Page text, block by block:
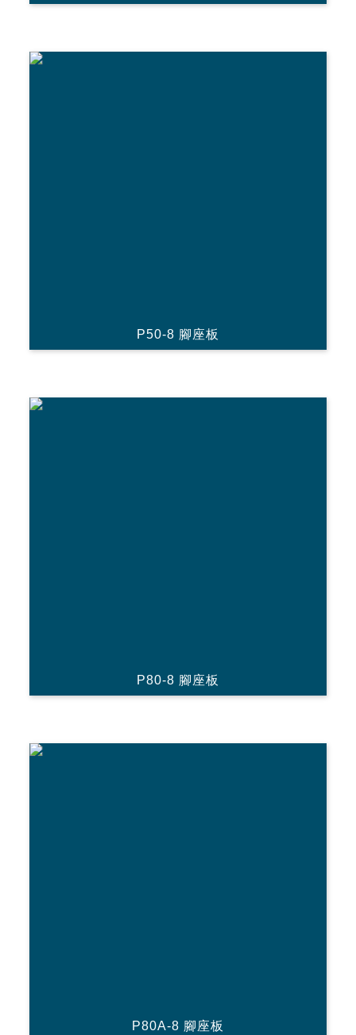
P50-8 腳座板
P80-8 腳座板
P80A-8 腳座板